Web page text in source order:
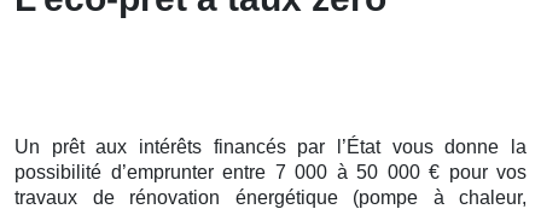
Un prêt aux intérêts financés par l’État vous donne la
possibilité d’emprunter entre 7 000 à 50 000 € pour vos
travaux de rénovation énergétique (pompe à chaleur,